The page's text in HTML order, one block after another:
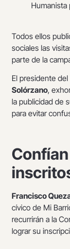
Humanista
Todos ellos
sociales las
parte de la
El presidente del
Solórzano,
la publicidad de
para evitar
Francisco
cívico de Mi
recurrirán a la
lograr su